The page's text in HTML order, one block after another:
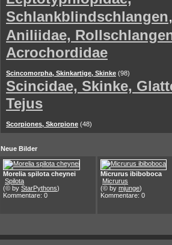
Schlankblindschlangen,
Aniliidae,
Acrochordidae
Scincomorpha, Skinkartige, Skinke (98)
Scincidae, Skinke,
Tejus
Scorpiones, Skorpione (48)
Neue Bilder
Morelia spilota cheynei
Spilota
(© by StarPythons)
Kommentare: 0
Micrurus ibiboboca
Micrurus
(© by mjunge)
Kommentare: 0